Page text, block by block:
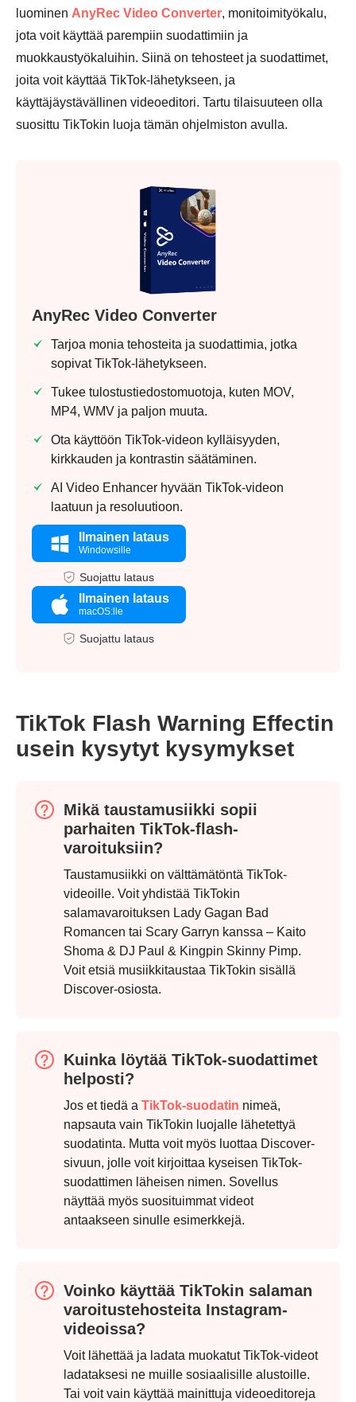
Vaihe 2.
luominen AnyRec Video Converter, monitoimityökalu,
jota voit käyttää parempiin suodattimiin ja
muokkaustyökaluihin. Siinä on tehosteet ja suodattimet,
joita voit käyttää TikTok-lähetykseen, ja
käyttäjäystävällinen videoeditori. Tartu tilaisuuteen olla
suosittu TikTokin luoja tämän ohjelmiston avulla.
AnyRec Video Converter
Tarjoa monia tehosteita ja suodattimia, jotka
sopivat TikTok-lähetykseen.
Tukee tulostustiedostomuotoja, kuten MOV,
MP4, WMV ja paljon muuta.
Ota käyttöön TikTok-videon kylläisyyden,
kirkkauden ja kontrastin säätäminen.
AI Video Enhancer hyvään TikTok-videon
laatuun ja resoluutioon.
Ilmainen lataus
Windowsille
Suojattu lataus
Ilmainen lataus
macOS:lle
Suojattu lataus
TikTok Flash Warning Effectin
usein kysytyt kysymykset
Mikä taustamusiikki sopii
parhaiten TikTok-flash-
varoituksiin?
Taustamusiikki on välttämätöntä TikTok-
videoille. Voit yhdistää TikTokin
salamavaroituksen Lady Gagan Bad
Romancen tai Scary Garryn kanssa – Kaito
Shoma & DJ Paul & Kingpin Skinny Pimp.
Voit etsiä musiikkitaustaa TikTokin sisällä
Discover-osiosta.
Kuinka löytää TikTok-suodattimet
helposti?
Jos et tiedä a TikTok-suodatin nimeä,
napsauta vain TikTokin luojalle lähetettyä
suodatinta. Mutta voit myös luottaa Discover-
sivuun, jolle voit kirjoittaa kyseisen TikTok-
suodattimen läheisen nimen. Sovellus
näyttää myös suosituimmat videot
antaakseen sinulle esimerkkejä.
Voinko käyttää TikTokin salaman
varoitustehosteita Instagram-
videoissa?
Voit lähettää ja ladata muokatut TikTok-videot
ladataksesi ne muille sosiaalisille alustoille.
Tai voit vain käyttää mainittuja videoeditoreja